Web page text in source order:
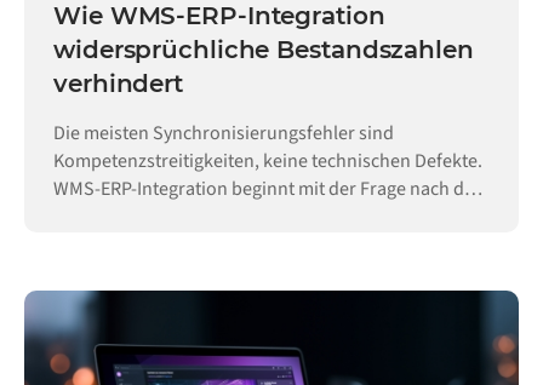
Wie WMS-ERP-Integration
widersprüchliche Bestandszahlen
verhindert
Die meisten Synchronisierungsfehler sind
Kompetenzstreitigkeiten, keine technischen Defekte.
WMS-ERP-Integration beginnt mit der Frage nach der